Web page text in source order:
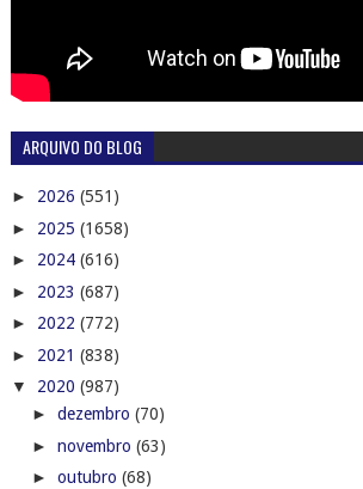
ARQUIVO DO BLOG
► 2026 (551)
► 2025 (1658)
► 2024 (616)
► 2023 (687)
► 2022 (772)
► 2021 (838)
▼ 2020 (987)
► dezembro (70)
► novembro (63)
► outubro (68)